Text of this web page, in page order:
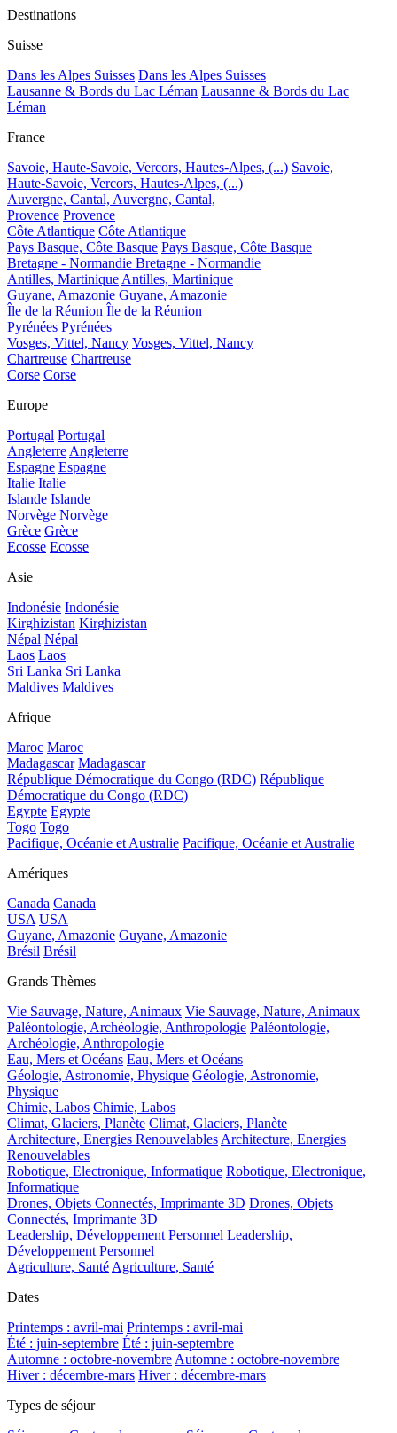
Destinations
Suisse
Dans les Alpes Suisses Dans les Alpes Suisses
Lausanne & Bords du Lac Léman Lausanne & Bords du Lac
Léman
France
Savoie, Haute-Savoie, Vercors, Hautes-Alpes, (...) Savoie,
Haute-Savoie, Vercors, Hautes-Alpes, (...)
Auvergne, Cantal, Auvergne, Cantal,
Provence Provence
Côte Atlantique Côte Atlantique
Pays Basque, Côte Basque Pays Basque, Côte Basque
Bretagne - Normandie Bretagne - Normandie
Antilles, Martinique Antilles, Martinique
Guyane, Amazonie Guyane, Amazonie
Île de la Réunion Île de la Réunion
Pyrénées Pyrénées
Vosges, Vittel, Nancy Vosges, Vittel, Nancy
Chartreuse Chartreuse
Corse Corse
Europe
Portugal Portugal
Angleterre Angleterre
Espagne Espagne
Italie Italie
Islande Islande
Norvège Norvège
Grèce Grèce
Ecosse Ecosse
Asie
Indonésie Indonésie
Kirghizistan Kirghizistan
Népal Népal
Laos Laos
Sri Lanka Sri Lanka
Maldives Maldives
Afrique
Maroc Maroc
Madagascar Madagascar
République Démocratique du Congo (RDC) République
Démocratique du Congo (RDC)
Egypte Egypte
Togo Togo
Pacifique, Océanie et Australie Pacifique, Océanie et Australie
Amériques
Canada Canada
USA USA
Guyane, Amazonie Guyane, Amazonie
Brésil Brésil
Grands Thèmes
Vie Sauvage, Nature, Animaux Vie Sauvage, Nature, Animaux
Paléontologie, Archéologie, Anthropologie Paléontologie,
Archéologie, Anthropologie
Eau, Mers et Océans Eau, Mers et Océans
Géologie, Astronomie, Physique Géologie, Astronomie,
Physique
Chimie, Labos Chimie, Labos
Climat, Glaciers, Planète Climat, Glaciers, Planète
Architecture, Energies Renouvelables Architecture, Energies
Renouvelables
Robotique, Electronique, Informatique Robotique, Electronique,
Informatique
Drones, Objets Connectés, Imprimante 3D Drones, Objets
Connectés, Imprimante 3D
Leadership, Développement Personnel Leadership,
Développement Personnel
Agriculture, Santé Agriculture, Santé
Dates
Printemps : avril-mai Printemps : avril-mai
Été : juin-septembre Été : juin-septembre
Automne : octobre-novembre Automne : octobre-novembre
Hiver : décembre-mars Hiver : décembre-mars
Types de séjour